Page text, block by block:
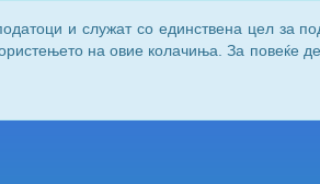
и служат со единствена цел за
на овие колачиња. За повеќе